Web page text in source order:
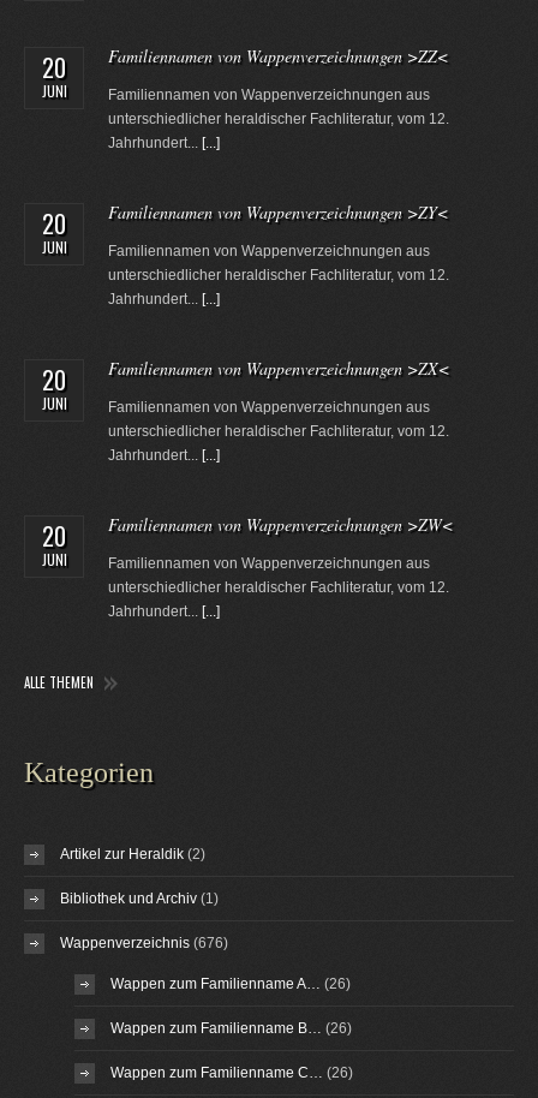
20
JUNI
Familiennamen von Wappenverzeichnungen >ZZ<
Familiennamen von Wappenverzeichnungen aus
unterschiedlicher heraldischer Fachliteratur, vom 12.
Jahrhundert... [...]
20
JUNI
Familiennamen von Wappenverzeichnungen >ZY<
Familiennamen von Wappenverzeichnungen aus
unterschiedlicher heraldischer Fachliteratur, vom 12.
Jahrhundert... [...]
20
JUNI
Familiennamen von Wappenverzeichnungen >ZX<
Familiennamen von Wappenverzeichnungen aus
unterschiedlicher heraldischer Fachliteratur, vom 12.
Jahrhundert... [...]
20
JUNI
Familiennamen von Wappenverzeichnungen >ZW<
Familiennamen von Wappenverzeichnungen aus
unterschiedlicher heraldischer Fachliteratur, vom 12.
Jahrhundert... [...]
ALLE THEMEN
Kategorien
Artikel zur Heraldik (2)
Bibliothek und Archiv (1)
Wappenverzeichnis (676)
Wappen zum Familienname A… (26)
Wappen zum Familienname B… (26)
Wappen zum Familienname C… (26)